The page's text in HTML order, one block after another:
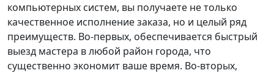
компьютерных систем, вы получаете не только
качественное исполнение заказа, но и целый ряд
преимуществ. Во-первых, обеспечивается быстрый
выезд мастера в любой район города, что
существенно экономит ваше время. Во-вторых,